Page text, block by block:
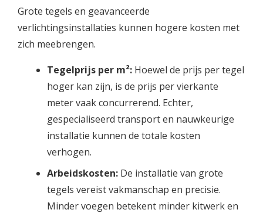
Grote tegels en geavanceerde
verlichtingsinstallaties kunnen hogere kosten met
zich meebrengen.
Tegelprijs per m²:Hoewel de prijs per tegel
hoger kan zijn, is de prijs per vierkante
meter vaak concurrerend. Echter,
gespecialiseerd transport en nauwkeurige
installatie kunnen de totale kosten
verhogen.
Arbeidskosten:De installatie van grote
tegels vereist vakmanschap en precisie.
Minder voegen betekent minder kitwerk en